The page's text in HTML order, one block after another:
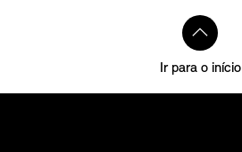
Ir para o início